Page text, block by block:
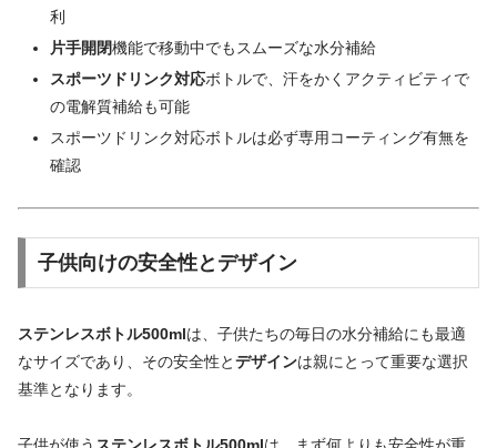
利
片手開閉機能で移動中でもスムーズな水分補給
スポーツドリンク対応ボトルで、汗をかくアクティビティで
の電解質補給も可能
スポーツドリンク対応ボトルは必ず専用コーティング有無を
確認
子供向けの安全性とデザイン
ステンレスボトル500mlは、子供たちの毎日の水分補給にも最適
なサイズであり、その安全性とデザインは親にとって重要な選択
基準となります。